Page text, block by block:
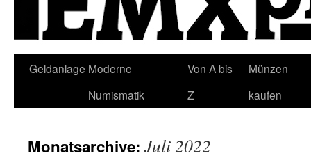
Geldanlage Moderne
Numismatik
Von A bis
Z
Münzen
kaufen
Monatsarchive: Juli 2022